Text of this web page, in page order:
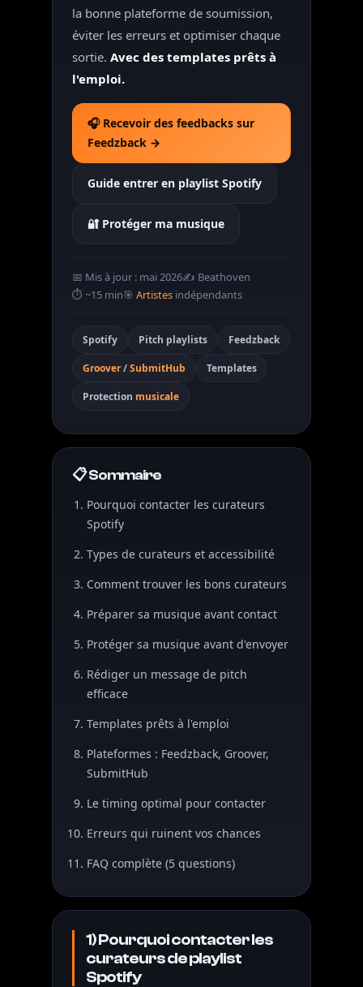
la bonne plateforme de soumission,
éviter les erreurs et optimiser chaque
sortie. Avec des templates prêts à
l'emploi.
🎧 Recevoir des feedbacks sur
Feedzback →
Guide entrer en playlist Spotify
🔐 Protéger ma musique
📅 Mis à jour : mai 2026✍️ Beathoven
⏱️ ~15 min🎯 Artistesindépendants
Spotify Pitch playlists Feedzback
Groover/SubmitHub Templates
Protection musicale
📋 Sommaire
Pourquoi contacter les curateurs
Spotify
Types de curateurs et accessibilité
Comment trouver les bons curateurs
Préparer sa musique avant contact
Protéger sa musique avant d'envoyer
Rédiger un message de pitch
efficace
Templates prêts à l'emploi
Plateformes : Feedzback, Groover,
SubmitHub
Le timing optimal pour contacter
Erreurs qui ruinent vos chances
FAQ complète (5 questions)
1) Pourquoi contacter les
curateurs de playlist
Spotify